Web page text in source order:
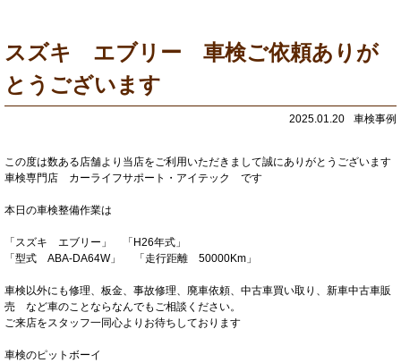
スズキ エブリー 車検ご依頼ありが
とうございます
2025.01.20 車検事例
この度は数ある店舗より当店をご利用いただきまして誠にありがとうございます
車検専門店 カーライフサポート・アイテック です
本日の車検整備作業は
「スズキ エブリー」 「H26年式」
「型式 ABA-DA64W」 「走行距離 50000Km」
車検以外にも修理、板金、事故修理、廃車依頼、中古車買い取り、新車中古車販
売 など車のことならなんでもご相談ください。
ご来店をスタッフ一同心よりお待ちしております
車検のピットボーイ